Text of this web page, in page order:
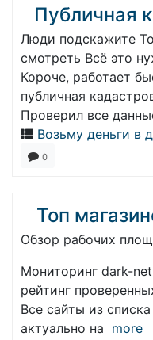
Публичная
Люди подскажите
смотреть Всё это
Короче, работает
публичная
Проверил все
Возьму деньги в
0
Топ
Обзор рабочих
Мониторинг dark-
рейтинг
Все сайты из
актуально на more